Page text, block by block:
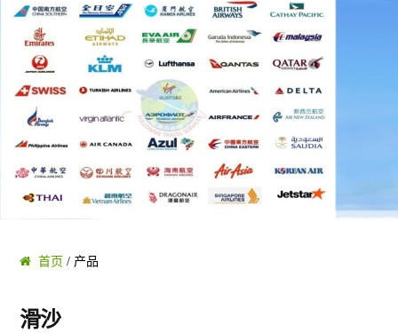
墨尔本/维州 VIC
黄金海岸/布里斯班
凯恩斯/大堡礁
首页 / 产品
滑沙